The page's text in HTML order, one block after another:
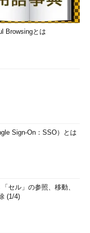
Browsingとは
Sign-On：SSO）とは
セル」の参照、移動、
(1/4)